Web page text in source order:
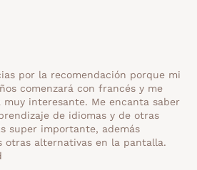
por la recomendación porque mi
comenzará con francés y me
interesante. Me encanta saber
de idiomas y de otras
super importante, además
otras alternativas en la pantalla.